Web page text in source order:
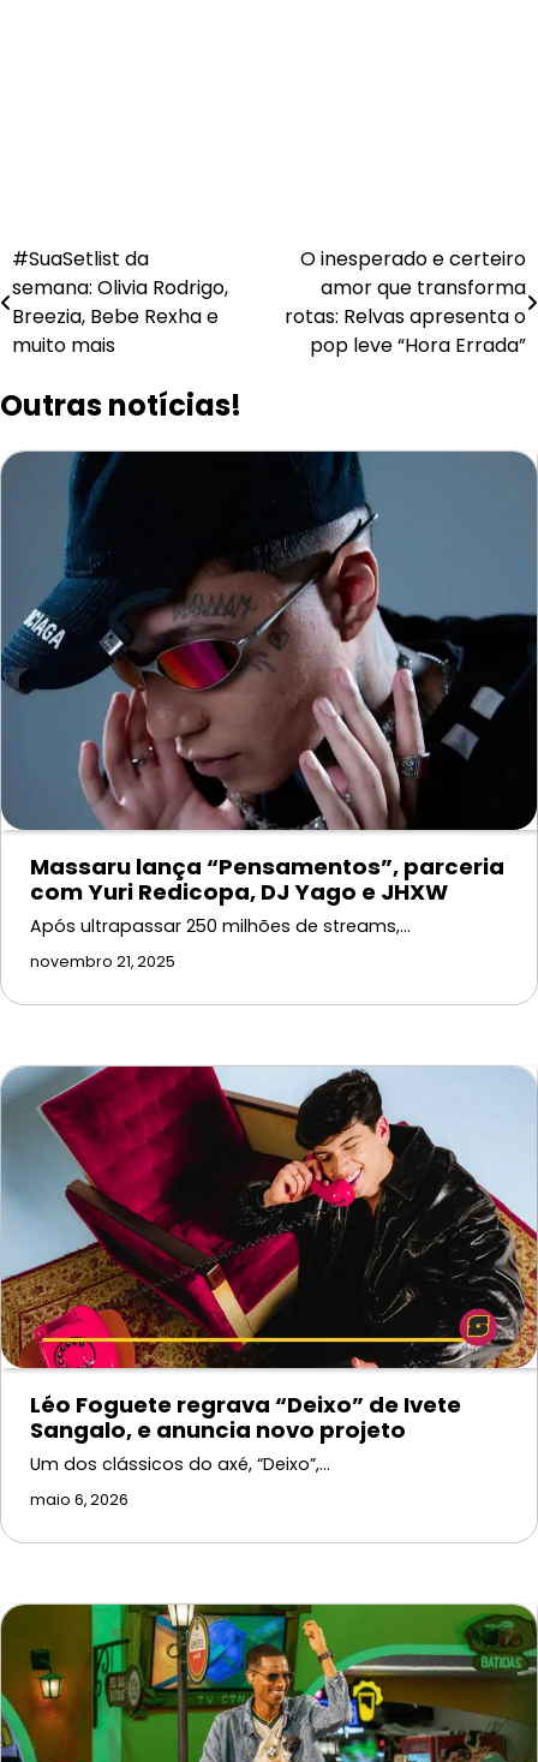
Navegação
de
Post
#SuaSetlist da
semana: Olivia Rodrigo,
Breezia, Bebe Rexha e
muito mais
O inesperado e certeiro
amor que transforma
rotas: Relvas apresenta o
pop leve “Hora Errada”
Outras notícias!
Massaru lança “Pensamentos”, parceria
com Yuri Redicopa, DJ Yago e JHXW
Após ultrapassar 250 milhões de streams,…
novembro 21, 2025
Léo Foguete regrava “Deixo” de Ivete
Sangalo, e anuncia novo projeto
Um dos clássicos do axé, “Deixo”,…
maio 6, 2026